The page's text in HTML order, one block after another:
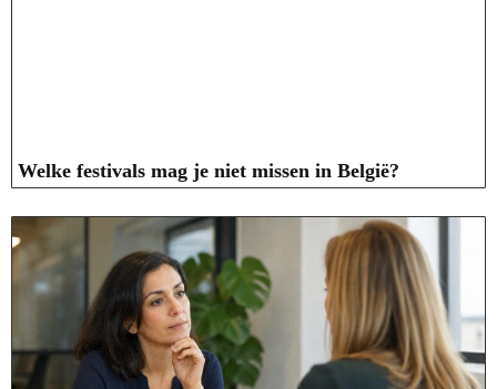
Welke festivals mag je niet missen in België?